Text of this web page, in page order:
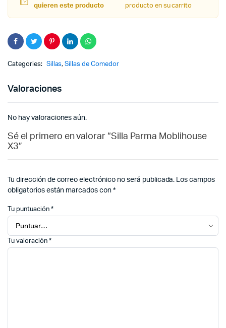
quieren este producto
producto en su carrito
Categories: Sillas,Sillas de Comedor
Valoraciones
No hay valoraciones aún.
Sé el primero en valorar “Silla Parma Moblihouse
X3”
Tu dirección de correo electrónico no será publicada. Los campos
obligatorios están marcados con*
Tu puntuación *
Tu valoración *